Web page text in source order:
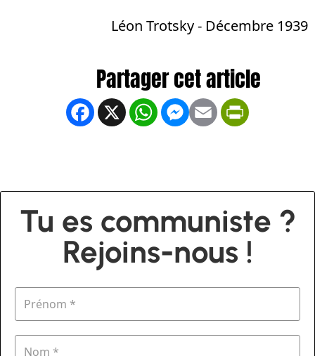
Léon Trotsky - Décembre 1939
Facebook
X WhatsApp
Messenger
Email
Tu es communiste ?
Rejoins-nous !